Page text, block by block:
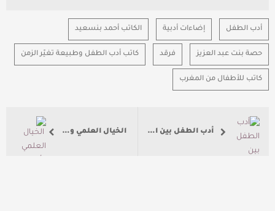
أدب الطفل إضاءات أدبية الكاتب أحمد بنسعيد
حصة بنت عبد العزيز فرقد كاتب أدب الطفل وطبيعة تغيّر الزمن
كاتب للأطفال من المغرب
أدب الطفل بين الإبداع والوظيفة.. ضوابط فنية ومعايير نقدية الخيال العلمي وأدب الطفل.. رؤى تواكب العصر